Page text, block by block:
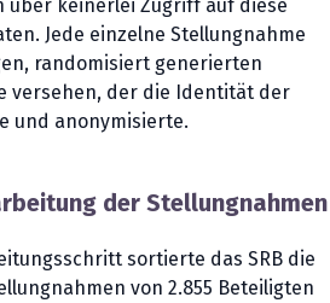
über keinerlei Zugriff auf diese
Jede einzelne Stellungnahme
randomisiert generierten
versehen, der die Identität der
und anonymisierte.
der Stellungnahmen
sortierte das SRB die
von 2.855 Beteiligten